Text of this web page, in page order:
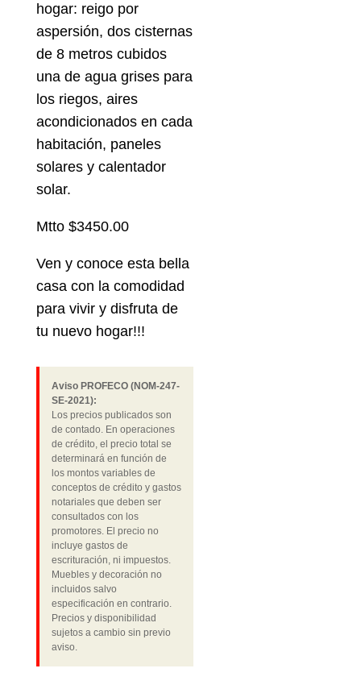
hogar: reigo por
aspersión, dos cisternas
de 8 metros cubidos
una de agua grises para
los riegos, aires
acondicionados en cada
habitación, paneles
solares y calentador
solar.
Mtto $3450.00
Ven y conoce esta bella
casa con la comodidad
para vivir y disfruta de
tu nuevo hogar!!!
Aviso PROFECO (NOM-247-
SE-2021):
Los precios publicados son
de contado. En operaciones
de crédito, el precio total se
determinará en función de
los montos variables de
conceptos de crédito y gastos
notariales que deben ser
consultados con los
promotores. El precio no
incluye gastos de
escrituración, ni impuestos.
Muebles y decoración no
incluidos salvo
especificación en contrario.
Precios y disponibilidad
sujetos a cambio sin previo
aviso.